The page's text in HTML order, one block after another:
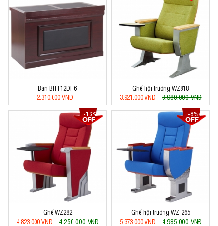
Bàn BHT12DH6
2.310.000 VNĐ
Ghế hội trường WZ818
3.921.000 VNĐ
3.980.000 VNĐ
-13%
Ghế WZ282
4.823.000 VNĐ
4.250.000 VNĐ
-8%
Ghế hội trường WZ-265
5.373.000 VNĐ
4.985.000 VNĐ